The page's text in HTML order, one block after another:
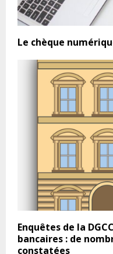
Le chèque
Enquêtes de la
bancaires : de
constatées